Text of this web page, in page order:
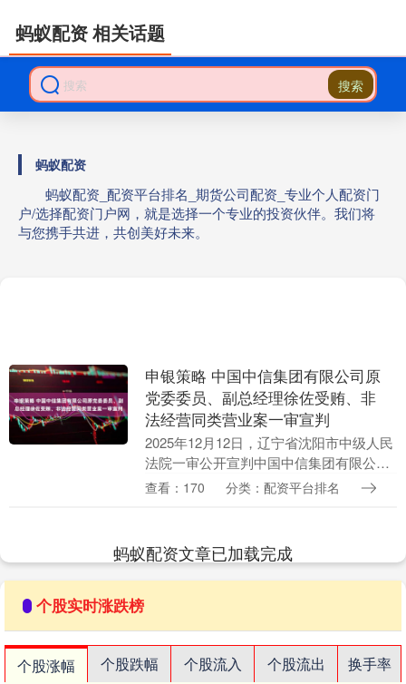
搜索
蚂蚁配资
蚂蚁配资_配资平台排名_期货公司配资_专业个人配资门
户/选择配资门户网，就是选择一个专业的投资伙伴。我们将
与您携手共进，共创美好未来。
蚂蚁配资 相关话题
申银策略 中国中信集团有限公司原
党委委员、副总经理徐佐受贿、非
法经营同类营业案一审宣判
2025年12月12日，辽宁省沈阳市中级人民
法院一审公开宣判中国中信集团有限公司
原党委委员、副总经理徐佐受贿、非法经
查看：170 分类：配资平台排名
蚂蚁配资文章已加载完成
个股实时涨跌榜
个股涨幅 个股跌幅 个股流入 个股流出
换手率